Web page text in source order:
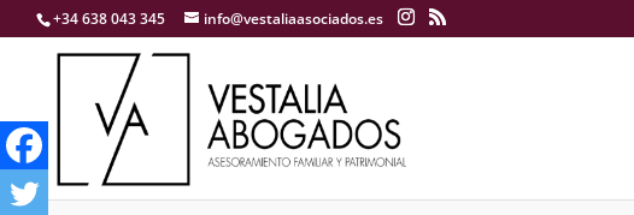
+34 638 043 345 info@vestaliaasociados.es